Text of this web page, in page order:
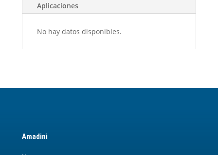
Aplicaciones
No hay datos disponibles.
Amadini